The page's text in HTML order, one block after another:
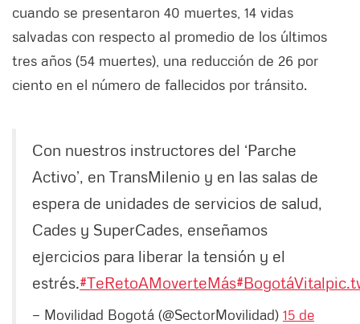
cuando se presentaron 40 muertes, 14 vidas
salvadas con respecto al promedio de los últimos
tres años (54 muertes), una reducción de 26 por
ciento en el número de fallecidos por tránsito.
Con nuestros instructores del ‘Parche
Activo’, en TransMilenio y en las salas de
espera de unidades de servicios de salud,
Cades y SuperCades, enseñamos
ejercicios para liberar la tensión y el
estrés.#TeRetoAMoverteMás#BogotáVital
— Movilidad Bogotá (@SectorMovilidad) 15 de